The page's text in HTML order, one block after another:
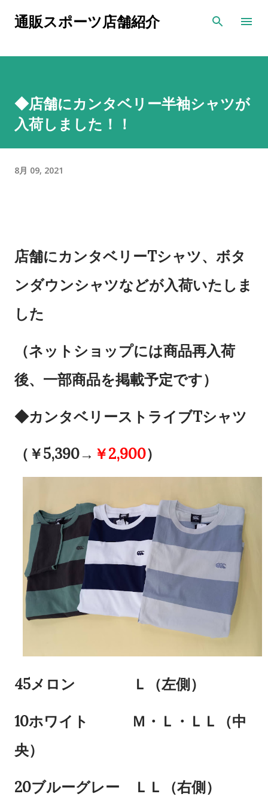
スキップしてメイン コンテンツに移動
通販スポーツ店舗紹介
◆店舗にカンタベリー半袖シャツが
入荷しました！！
8月 09, 2021
店舗にカンタベリーTシャツ、ボタ
ンダウンシャツなどが入荷いたしま
した
（ネットショップには商品再入荷
後、一部商品を掲載予定です）
◆カンタベリーストライブTシャツ
（￥5,390→ ￥2,900）
45メロン Ｌ（左側）
10ホワイト Ｍ・Ｌ・ＬＬ（中
央）
20ブルーグレー ＬＬ（右側）